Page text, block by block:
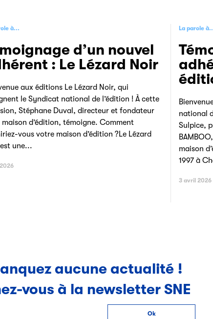
à...
d’un nouvel
: Le Lézard Noir
aux éditions Le Lézard Noir, qui
le Syndicat national de l’édition ! À cette
Stéphane Duval, directeur et fondateur
maison d’édition, témoigne. Comment
vous votre maison d’édition ?Le Lézard
une...
La parole
national
Sulpice,
maison
1997 à
3 avril 2026
aucune actualité !
vous à la newsletter SNE